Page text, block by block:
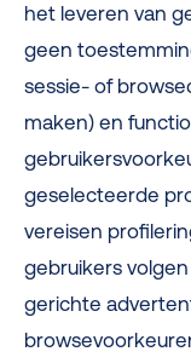
het leveren van
geen
sessie- of
maken) en
geselecteerde
vereisen
gebruikers
gerichte